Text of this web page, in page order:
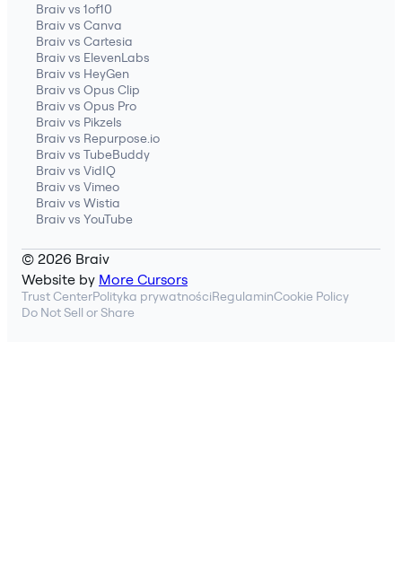
Braiv vs 1of10
Braiv vs Canva
Braiv vs Cartesia
Braiv vs ElevenLabs
Braiv vs HeyGen
Braiv vs Opus Clip
Braiv vs Opus Pro
Braiv vs Pikzels
Braiv vs Repurpose.io
Braiv vs TubeBuddy
Braiv vs VidIQ
Braiv vs Vimeo
Braiv vs Wistia
Braiv vs YouTube
© 2026 Braiv
Website by More Cursors
Trust CenterPolityka prywatnościRegulaminCookie Policy
Do Not Sell or Share